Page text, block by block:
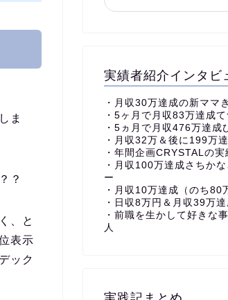
しま
？
、と
表示
ック
実績者紹介インタビ
・ 月収30万達成の新ママ
・5ヶ月で月収83万達成
・5ヵ月で月収476万達成
・月収32万＆後に199万
・ 年間企画CRYSTALの実
・月収100万達成さちか
ー
・月収10万達成（のち80
・日収8万円＆月収39万
・前職を生かして好きな
人
実践記まとめ